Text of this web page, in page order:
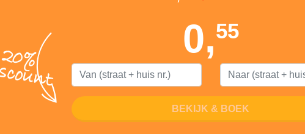
20% 0,55
BEKIJK & BOEK